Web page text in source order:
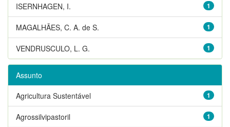
1
ISERNHAGEN, I.
1
MAGALHÃES, C. A. de S.
1
VENDRUSCULO, L. G.
Assunto
1
Agricultura Sustentável
1
Agrossilvipastoril